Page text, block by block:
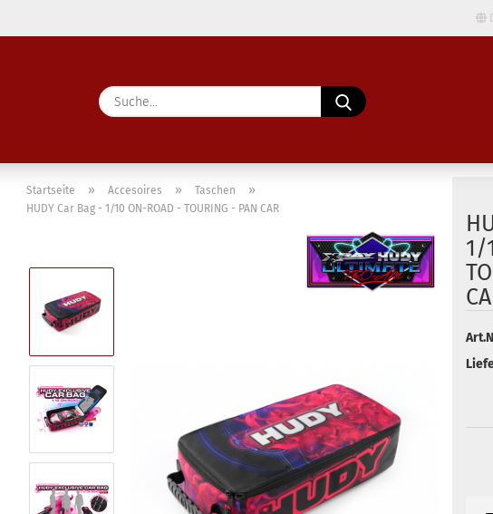
Passwort
Konto erstellen
Passwort
Suche...
Startseite » Accesoires » Taschen »
HUDY Car Bag - 1/10 ON-ROAD - TOURING - PAN CAR
1/